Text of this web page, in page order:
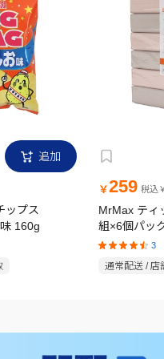
追加
ップス
160g
￥259 税込
MrMax ティ
組×6個パッ
3
通常配送 / 店